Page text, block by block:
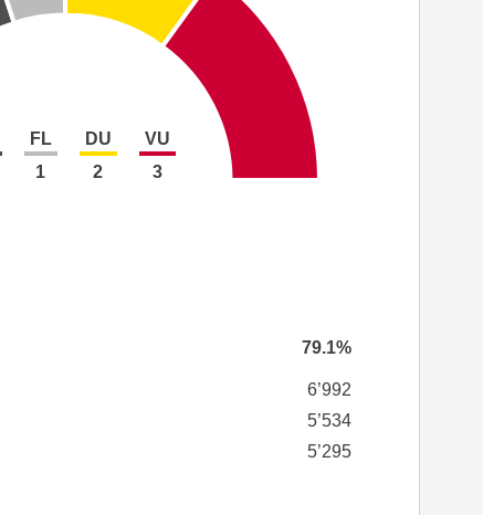
FL
1
DU
2
VU
3
79.1%
6’992
5’534
5’295